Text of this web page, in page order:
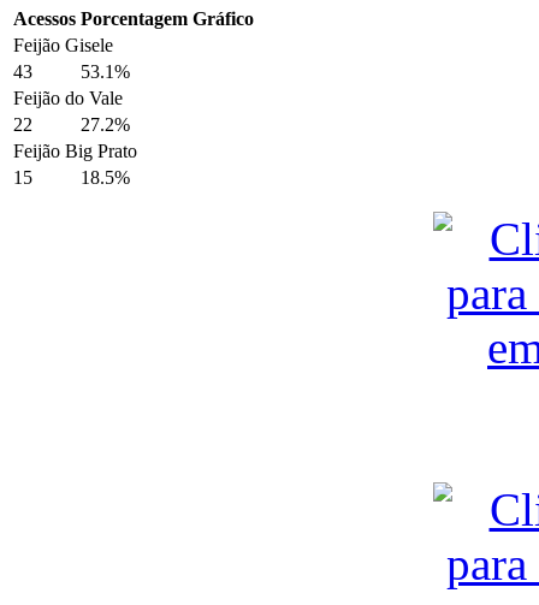
Acessos Porcentagem Gráfico
Feijão Gisele
43
53.1%
Feijão do Vale
22
27.2%
Feijão Big Prato
15
18.5%